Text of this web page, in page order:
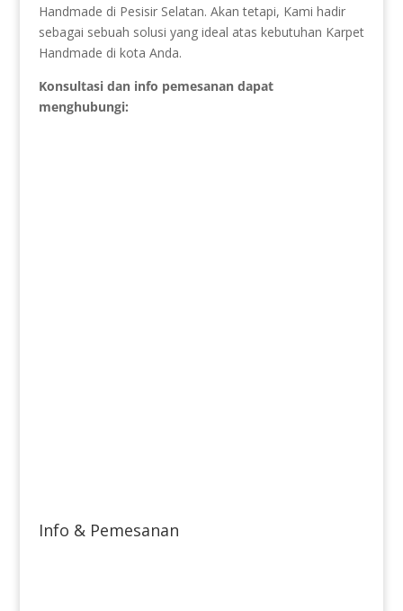
Handmade di Pesisir Selatan. Akan tetapi, Kami hadir
sebagai sebuah solusi yang ideal atas kebutuhan Karpet
Handmade di kota Anda.
Konsultasi dan info pemesanan dapat
menghubungi:
Info & Pemesanan